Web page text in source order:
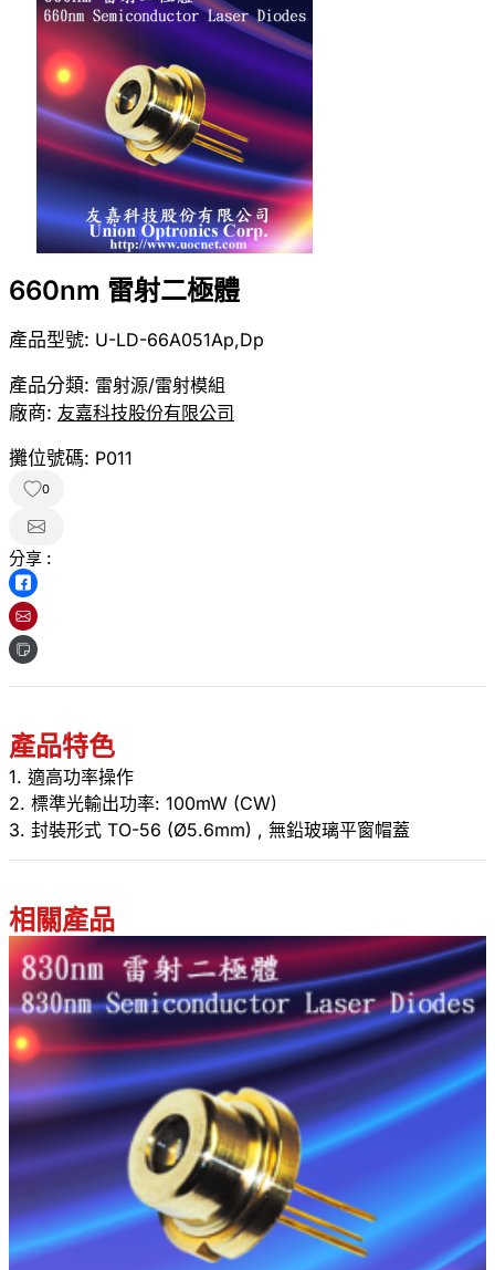
660nm 雷射二極體
產品型號: U-LD-66A051Ap,Dp
產品分類: 雷射源/雷射模組
廠商: 友嘉科技股份有限公司
攤位號碼: P011
0
分享 :
產品特色
1. 適高功率操作
2. 標準光輸出功率: 100mW (CW)
3. 封裝形式 TO-56 (Ø5.6mm) , 無鉛玻璃平窗帽蓋
相關產品